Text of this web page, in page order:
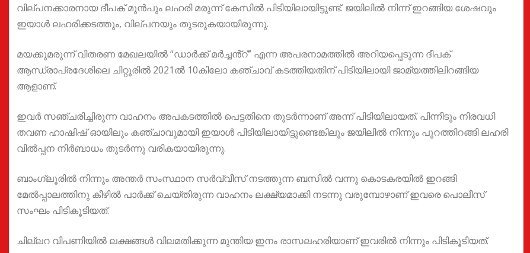
വില്പനക്കാരനായ ദീപക് മുൻപും ലഹരി മരുന്ന് കേസിൽ പിടിയിലായിട്ടുണ്ട്. ജയിലിൽ നിന്ന് ഇറങ്ങിയ ശേഷവും
ഇയാൾ ലഹരിക്കടത്തും, വില്പനയും തുടരുകയായിരുന്നു.
മയക്കുമരുന്ന് വിതരണ മേഖലയിൽ “ഡാർക്ക് മർച്ചൻ്റ്” എന്ന അപരനാമത്തിൽ അറിയപ്പെടുന്ന ദീപക്
ആന്ധ്രാപ്രദേശിലെ ചിറ്റൂരിൽ 2021ൽ 10കിലോ കഞ്ചാവ് കടത്തിയതിന് പിടിയിലായി ജാമ്യത്തിലിറങ്ങിയ
ആളാണ്.
ഇവർ സഞ്ചരിച്ചിരുന്ന വാഹനം അപകടത്തിൽ പെട്ടതിനെ തുടർന്നാണ് അന്ന് പിടിയിലായത്. പിന്നീടും നിരവധി
തവണ ഹാഷിഷ് ഓയിലും കഞ്ചാവുമായി ഇയാൾ പിടിയിലായിട്ടുണ്ടെങ്കിലും ജയിലിൽ നിന്നും പുറത്തിറങ്ങി ലഹരി
വിൽപ്പന നിർബാധം തുടർന്നു വരികയായിരുന്നു.
ബാംഗ്ലൂരിൽ നിന്നും അന്തർ സംസ്ഥാന സർവ്വീസ് നടത്തുന്ന ബസിൽ വന്നു കൊടകരയിൽ ഇറങ്ങി
മേൽപ്പാലത്തിനു കീഴിൽ പാർക്ക് ചെയ്തിരുന്ന വാഹനം ലക്ഷ്യമാക്കി നടന്നു വരുമ്പോഴാണ് ഇവരെ പൊലീസ്
സംഘം പിടികൂടിയത്.
ചില്ലറ വിപണിയിൽ ലക്ഷങ്ങൾ വിലമതിക്കുന്ന മുന്തിയ ഇനം രാസലഹരിയാണ് ഇവരിൽ നിന്നും പിടികൂടിയത്.